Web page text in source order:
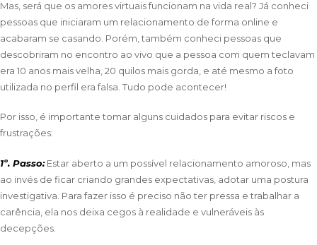
Mas, será que os amores virtuais funcionam na vida real? Já conheci
pessoas que iniciaram um relacionamento de forma online e
acabaram se casando. Porém, também conheci pessoas que
descobriram no encontro ao vivo que a pessoa com quem teclavam
era 10 anos mais velha, 20 quilos mais gorda, e até mesmo a foto
utilizada no perfil era falsa. Tudo pode acontecer!
Por isso, é importante tomar alguns cuidados para evitar riscos e
frustrações:
1º. Passo:Estar aberto a um possível relacionamento amoroso, mas
ao invés de ficar criando grandes expectativas, adotar uma postura
investigativa. Para fazer isso é preciso não ter pressa e trabalhar a
carência, ela nos deixa cegos à realidade e vulneráveis às
decepções.